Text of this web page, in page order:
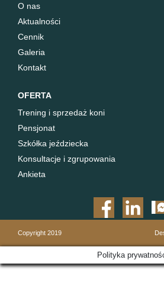
O nas
Aktualności
Cennik
Galeria
Kontakt
OFERTA
Trening i sprzedaż koni
Pensjonat
Szkółka jeździecka
Konsultacje i zgrupowania
Ankieta
Copyright 2019
Polityka